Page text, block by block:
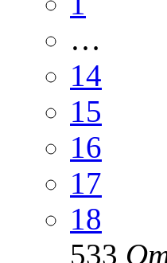
…
14
15
16
17
18
533